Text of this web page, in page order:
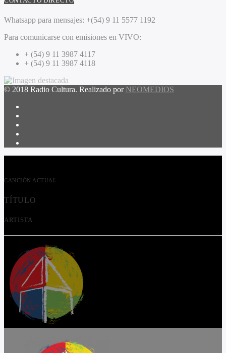
Whatsapp para mensajes: +(54) 9 11 5577 1192
Para comunicarse con emisiones en VIVO:
+ (54) 9 11 3987 4117
+ (54) 9 11 3987 4118
© 2018 Radio Cultura. Realizado por NEOMEDIOS
CANCIÓN ACTUAL
TÍTULO
ARTISTA